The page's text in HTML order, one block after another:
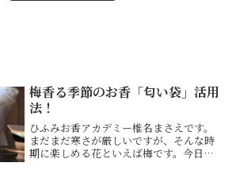
梅香る季節のお香「匂い袋」活用
法！
ひふみお香アカデミー椎名まさえです。
まだまだ寒さが厳しいですが、そんな時
期に楽しめる花といえば梅です。今日は